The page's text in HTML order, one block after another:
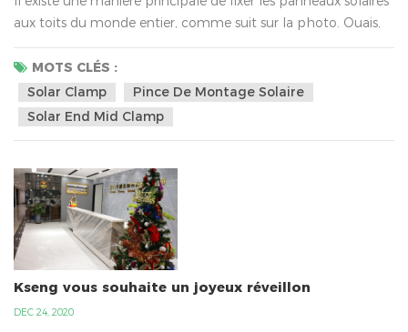
aux toits du monde entier, comme suit sur la photo. Ouais,
tu vas être surpris d'apprendre pourquoi ce n'est pas de la
colle. C'est le meilleur moyen de maintenir fermement le
panneau solaire dans le toit en tôle métallique avec la pince
solaire et il peut être presque certainement fixé à votre toit.
La taille de conception régulière ...
MOTS CLÉS :
Solar Clamp
Pince De Montage Solaire
Solar End Mid Clamp
Kseng vous souhaite un joyeux réveillon
DEC 24, 2020